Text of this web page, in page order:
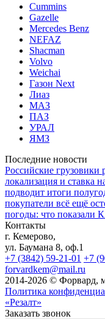
Cummins
Gazelle
Mercedes Benz
NEFAZ
Shacman
Volvo
Weichai
Газон Next
Лиаз
МАЗ
ПАЗ
УРАЛ
ЯМЗ
Последние новости
Российские
локализация и ставка
подводит итоги
покупатели всё ещё
погоды: что
Контакты
г. Кемерово,
ул. Баумана 8, оф.1
+7 (3842) 59-21-01 +7
forvardkem@mail.ru
2014-2026 © Форвард,
Политика
«Резалт»
Заказать звонок